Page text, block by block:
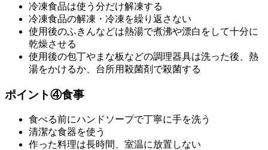
冷凍食品は使う分だけ解凍する
冷凍食品の解凍・冷凍を繰り返さない
使用後のふきんなどは熱湯で煮沸や漂白をして十分に
乾燥させる
使用後の包丁やまな板などの調理器具は洗った後、熱
湯をかけるか、台所用殺菌剤で殺菌する
ポイント④食事
食べる前にハンドソープで丁寧に手を洗う
清潔な食器を使う
作った料理は長時間、室温に放置しない